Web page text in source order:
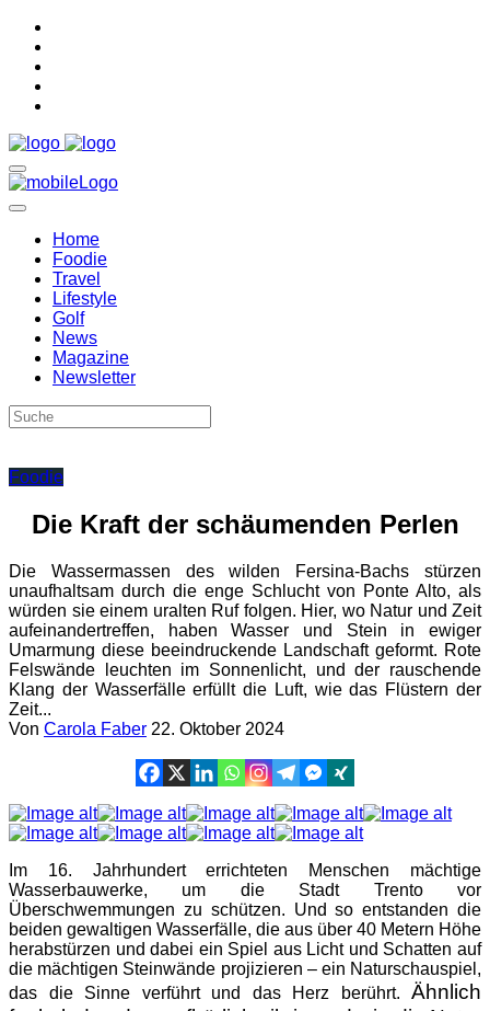
Home
Foodie
Travel
Lifestyle
Golf
News
Magazine
Newsletter
Foodie
Die Kraft der schäumenden Perlen
Die Wassermassen des wilden Fersina-Bachs stürzen
unaufhaltsam durch die enge Schlucht von Ponte Alto, als
würden sie einem uralten Ruf folgen. Hier, wo Natur und Zeit
aufeinandertreffen, haben Wasser und Stein in ewiger
Umarmung diese beeindruckende Landschaft geformt. Rote
Felswände leuchten im Sonnenlicht, und der rauschende
Klang der Wasserfälle erfüllt die Luft, wie das Flüstern der
Zeit...
Von Carola Faber 22. Oktober 2024
Im 16. Jahrhundert errichteten Menschen mächtige
Wasserbauwerke, um die Stadt Trento vor
Überschwemmungen zu schützen. Und so entstanden die
beiden gewaltigen Wasserfälle, die aus über 40 Metern Höhe
herabstürzen und dabei ein Spiel aus Licht und Schatten auf
die mächtigen Steinwände projizieren – ein Naturschauspiel,
das die Sinne verführt und das Herz berührt. Ähnlich